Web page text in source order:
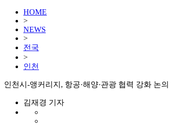
HOME
>
NEWS
>
전국
>
인천
인천시-앵커리지, 항공·해양·관광 협력 강화 논의
김재경 기자